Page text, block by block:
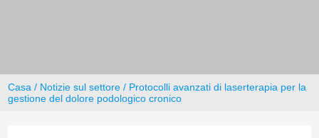
Casa / Notizie sul settore / Protocolli avanzati di laserterapia per la
gestione del dolore podologico cronico